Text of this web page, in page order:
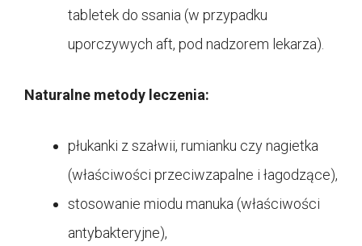
tabletek do ssania (w przypadku
uporczywych aft, pod nadzorem lekarza).
Naturalne metody leczenia:
płukanki z szałwii, rumianku czy nagietka
(właściwości przeciwzapalne i łagodzące),
stosowanie miodu manuka (właściwości
antybakteryjne),